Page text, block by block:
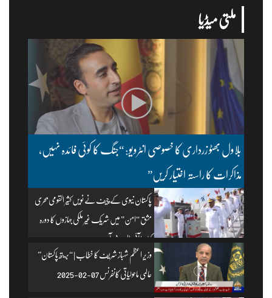
ملتی میڈیا
بلاول بھٹو زرداری کا خصوصی انٹرویو: “جنگ کا کوئی فائدہ نہیں،
مذاکرات کا راستہ اختیار کریں”
پاکستان نیوی کے چیف نے نویں کثیر القومی بحری
مشق “امن” میں شریک غیر ملکی جہازوں کا دورہ
کیا۔ | آئی ایس پی آر
وزیرِ اعظم شہباز شریف کا خطاب | “بریتھ پاکستان”
عالمی ماحولیاتی کانفرنس 07-02-2025